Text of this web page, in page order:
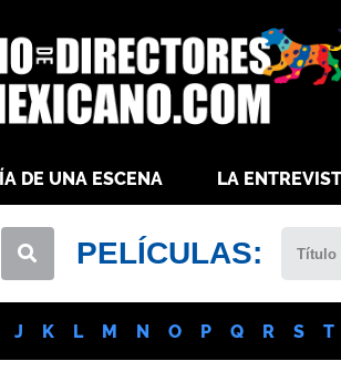
DE UNA ESCENA LA
PELÍCULAS:
J K L M N O P Q R S T